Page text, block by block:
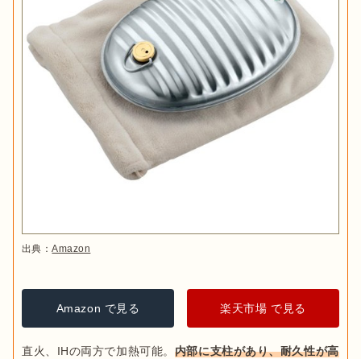
出典：Amazon
Amazon で見る 楽天市場 で見る
直火、IHの両方で加熱可能。 内部に支柱があり、耐久性が高